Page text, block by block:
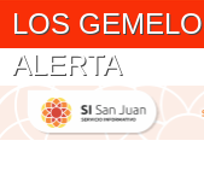
LOS
ALERTA